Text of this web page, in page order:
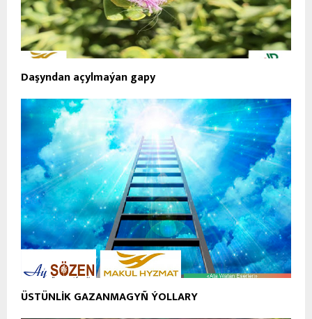
Daşyndan açylmaýan gapy
ÜSTÜNLİK GAZANMAGYÑ ÝOLLARY